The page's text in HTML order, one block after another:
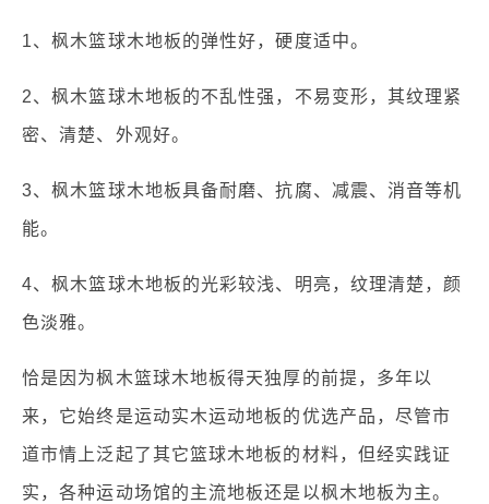
1、枫木篮球木地板的弹性好，硬度适中。
2、枫木篮球木地板的不乱性强，不易变形，其纹理紧
密、清楚、外观好。
3、枫木篮球木地板具备耐磨、抗腐、减震、消音等机
能。
4、枫木篮球木地板的光彩较浅、明亮，纹理清楚，颜
色淡雅。
恰是因为枫木篮球木地板得天独厚的前提，多年以
来，它始终是运动实木运动地板的优选产品，尽管市
道市情上泛起了其它篮球木地板的材料，但经实践证
实，各种运动场馆的主流地板还是以枫木地板为主。